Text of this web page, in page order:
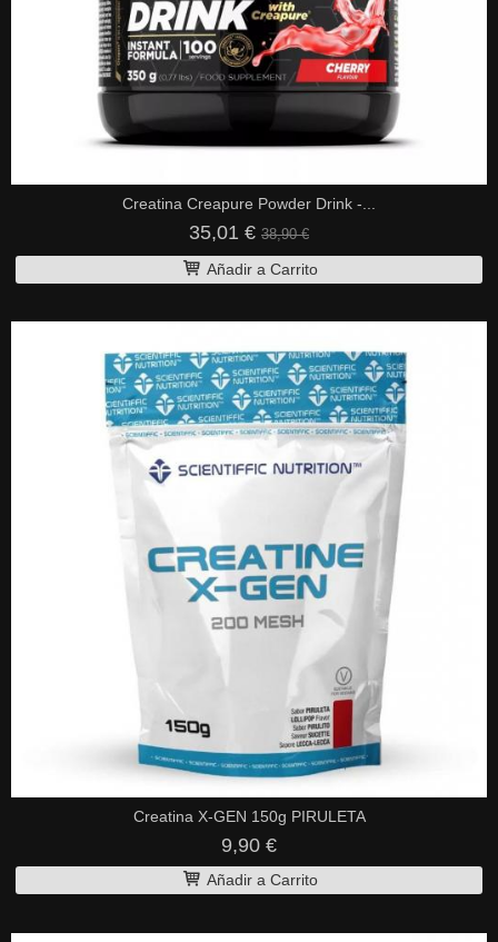
Creatina Creapure Powder Drink -...
35,01 € 38,90 €
Añadir a Carrito
Creatina X-GEN 150g PIRULETA
9,90 €
Añadir a Carrito